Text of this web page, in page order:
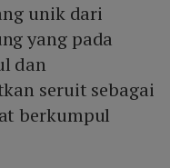
unik dari
yang pada
dan
seruit sebagai
berkumpul